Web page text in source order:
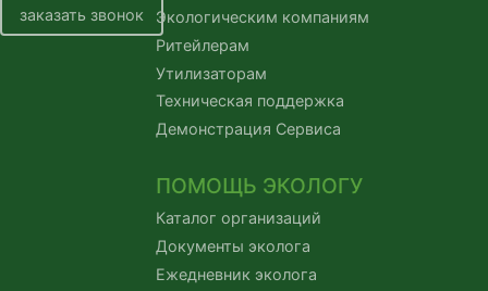
заказать звонок
Экологическим компаниям
Ритейлерам
Утилизаторам
Техническая поддержка
Демонстрация Сервиса
ПОМОЩЬ ЭКОЛОГУ
Каталог организаций
Документы эколога
Ежедневник эколога